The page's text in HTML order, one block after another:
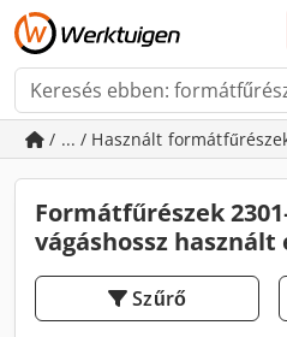
/ ... / Használt
Formátfűrészek
vágáshossz használt
Szűrő